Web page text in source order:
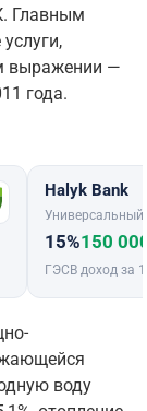
Главным
выражении —
года.
Halyk Bank
Универсальный
15%
ГЭСВ
150
доход за
воду